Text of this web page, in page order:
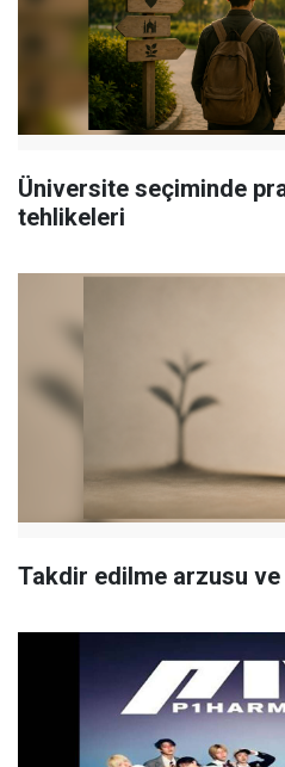
Üniversite seçiminde
tehlikeleri
Takdir edilme arzusu ve